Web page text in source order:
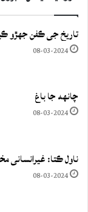
تاريخ جي ڪفن جھڙو
08-03-2024
چانهه جا باغ
08-03-2024
ناول ڪتا: غيرانساني
08-03-2024